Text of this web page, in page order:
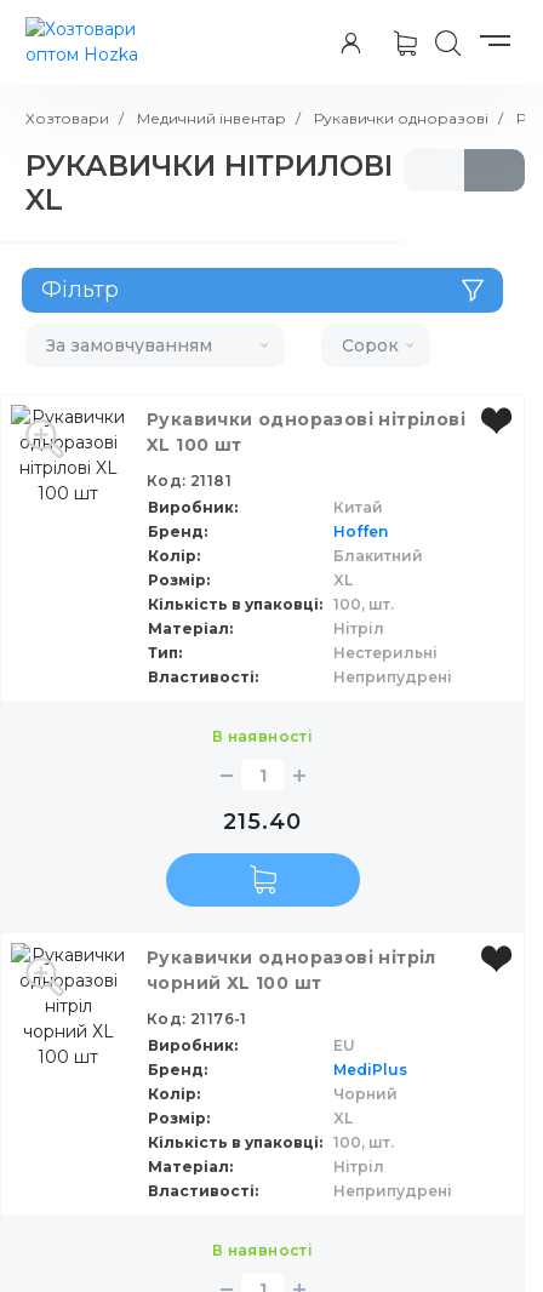
Хозтовари Медичний інвентар Рукавички одноразові
РУКАВИЧКИ НІТРИЛОВІ
XL
Фільтр
Бренд
Призначення
очистити фільтр
За замовчуванням Сорок
Рукавички одноразові нітрілові
XL 100 шт
Код: 21181
Виробник
Китай
Бренд
Hoffen
Колір
Блакитний
Розмір
XL
Кількість в упаковці
100, шт.
Матеріал
Нітріл
Тип
Нестерильні
Властивості
Неприпудрені
в наявності
215.40
Рукавички одноразові нітріл
чорний ХL 100 шт
Код: 21176-1
Виробник
EU
Бренд
MediPlus
Колір
Чорний
Розмір
XL
Кількість в упаковці
100, шт.
Матеріал
Нітріл
Властивості
Неприпудрені
в наявності